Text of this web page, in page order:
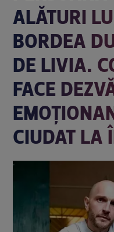
ALĂTURI
BORDEA
DE LIVIA.
FACE
CIUDAT LA